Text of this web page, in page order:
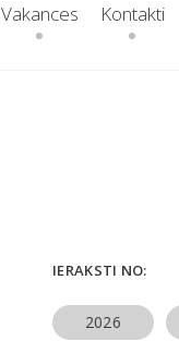
Vakances Kontakti
IERAKSTI NO:
2026